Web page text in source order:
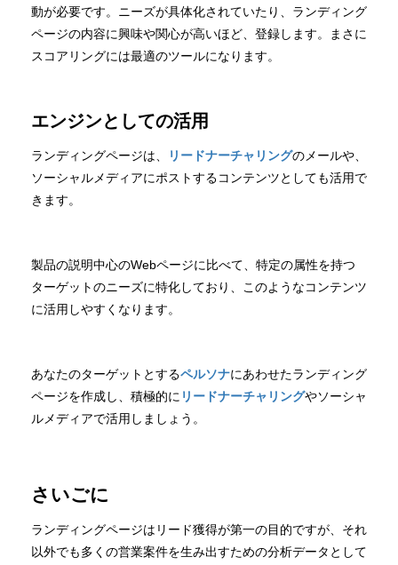
動が必要です。ニーズが具体化されていたり、ランディング
ページの内容に興味や関心が高いほど、登録します。まさに
スコアリングには最適のツールになります。
エンジンとしての活用
ランディングページは、 リードナーチャリングのメールや、
ソーシャルメディアにポストするコンテンツとしても活用で
きます。
製品の説明中心のWebページに比べて、特定の属性を持つ
ターゲットのニーズに特化しており、このようなコンテンツ
に活用しやすくなります。
あなたのターゲットとするペルソナにあわせたランディング
ページを作成し、積極的に リードナーチャリングやソーシャ
ルメディアで活用しましょう。
さいごに
ランディングページはリード獲得が第一の目的ですが、それ
以外でも多くの営業案件を生み出すための分析データとして